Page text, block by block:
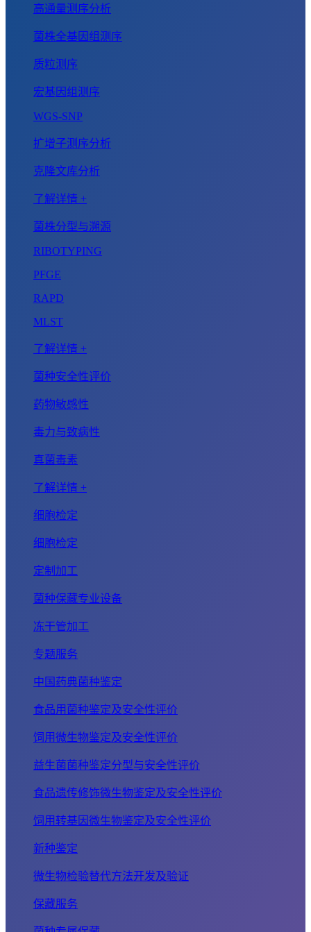
高通量测序分析
菌株全基因组测序
质粒测序
宏基因组测序
WGS-SNP
扩增子测序分析
克隆文库分析
了解详情 +
菌株分型与溯源
RIBOTYPING
PFGE
RAPD
MLST
了解详情 +
菌种安全性评价
药物敏感性
毒力与致病性
真菌毒素
了解详情 +
细胞检定
细胞检定
定制加工
菌种保藏专业设备
冻干管加工
专题服务
中国药典菌种鉴定
食品用菌种鉴定及安全性评价
饲用微生物鉴定及安全性评价
益生菌菌种鉴定分型与安全性评价
食品遗传修饰微生物鉴定及安全性评价
饲用转基因微生物鉴定及安全性评价
新种鉴定
微生物检验替代方法开发及验证
保藏服务